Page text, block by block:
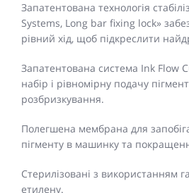
Запатентована технологія
Systems, Long bar fixing lock»
рівний хід, щоб підкреслити
Запатентована система Ink Flow
набір і рівномірну подачу
розбризкування.
Полегшена мембрана для
пігменту в машинку та
Стерилізовані з використанням
етилену.